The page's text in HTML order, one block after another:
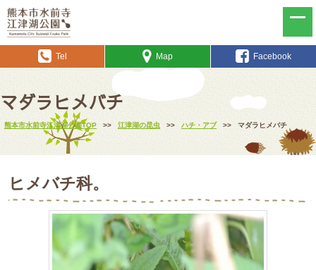
Tel Map Facebook
マダラヒメバチ
熊本市水前寺江津湖公園TOP >> 江津湖の昆虫 >> ハチ・アブ >> マダラヒメバチ
ヒメバチ科。